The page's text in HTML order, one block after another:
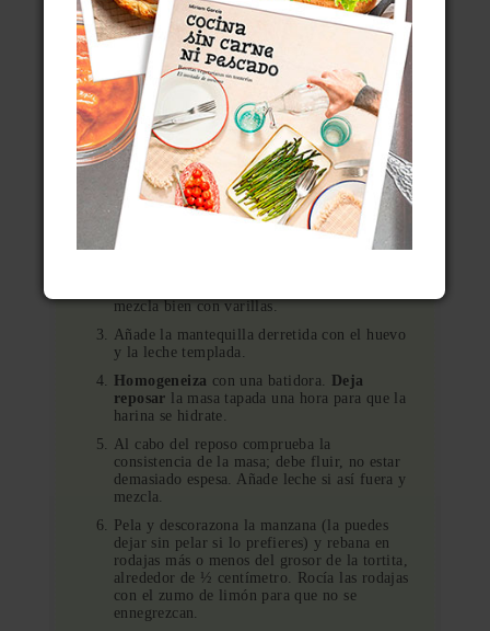
harina blanca, reduce a 400 g)
⅛ cdta. de canela molida
25 g de mantequilla derretida
1 manzana grande
Un poco de zumo de limón
Algo de mantequilla adicional o aceite suave
para la sartén
INSTRUCCIONES
Pesa y mide todos los ingredientes antes de
empezar.
mezcla bien con varillas.
Añade la mantequilla derretida con el huevo
y la leche templada.
Homogeneiza con una batidora.
Deja
reposar la masa tapada una hora para que la
harina se hidrate.
Al cabo del reposo comprueba la
consistencia de la masa; debe fluir, no estar
demasiado espesa. Añade leche si así fuera y
mezcla.
Pela y descorazona la manzana (la puedes
dejar sin pelar si lo prefieres) y rebana en
rodajas más o menos del grosor de la tortita,
alrededor de ½ centímetro. Rocía las rodajas
con el zumo de limón para que no se
ennegrezcan.